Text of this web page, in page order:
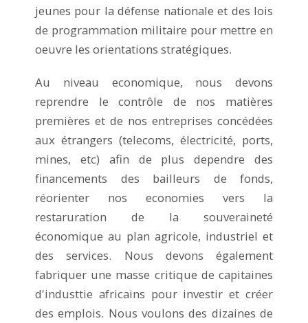
jeunes pour la défense nationale et des lois
de programmation militaire pour mettre en
oeuvre les orientations stratégiques.
Au niveau economique, nous devons
reprendre le contrôle de nos matières
premières et de nos entreprises concédées
aux étrangers (telecoms, électricité, ports,
mines, etc) afin de plus dependre des
financements des bailleurs de fonds,
réorienter nos economies vers la
restaruration de la souveraineté
économique au plan agricole, industriel et
des services. Nous devons également
fabriquer une masse critique de capitaines
d'industtie africains pour investir et créer
des emplois. Nous voulons des dizaines de